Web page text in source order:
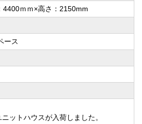
4400ｍｍ×高さ：2150mm
ース
ットハウスが入荷しました。